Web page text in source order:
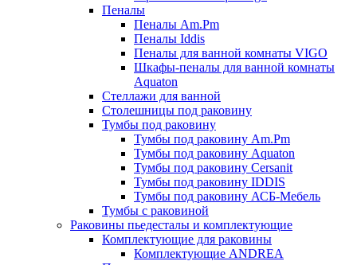
Пеналы
Пеналы Am.Pm
Пеналы Iddis
Пеналы для ванной комнаты VIGO
Шкафы-пеналы для ванной комнаты
Aquaton
Стеллажи для ванной
Столешницы под раковину
Тумбы под раковину
Тумбы под раковину Am.Pm
Тумбы под раковину Aquaton
Тумбы под раковину Cersanit
Тумбы под раковину IDDIS
Тумбы под раковину АСБ-Мебель
Тумбы с раковиной
Раковины пьедесталы и комплектующие
Комплектующие для раковины
Комплектующие ANDREA